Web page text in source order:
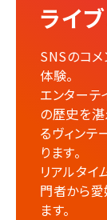
ライ
SNSのコメ
体験。
エンターテ
の歴史を湛
るヴィン
ります。
リアルタイ
門者から
ます。